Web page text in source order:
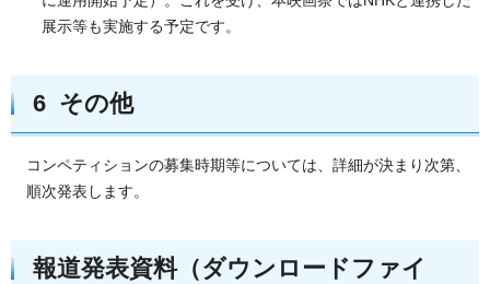
展示等も実施する予定です。
6 その他
コンペティションの募集時期等については、詳細が決まり次第、
順次発表します。
報道発表資料（ダウンロードファイ